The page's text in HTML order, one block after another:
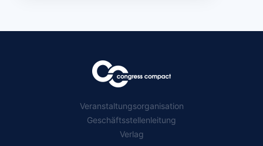
Veranstaltungsorganisation
Geschäftsstellenleitung
Verlag